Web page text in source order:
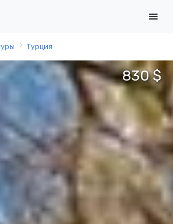
Турция
830 $